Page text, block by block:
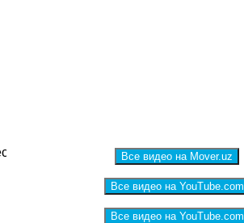
Все видео на Mover.uz
Все видео на YouTube.com
Все видео на YouTube.com
консультацию